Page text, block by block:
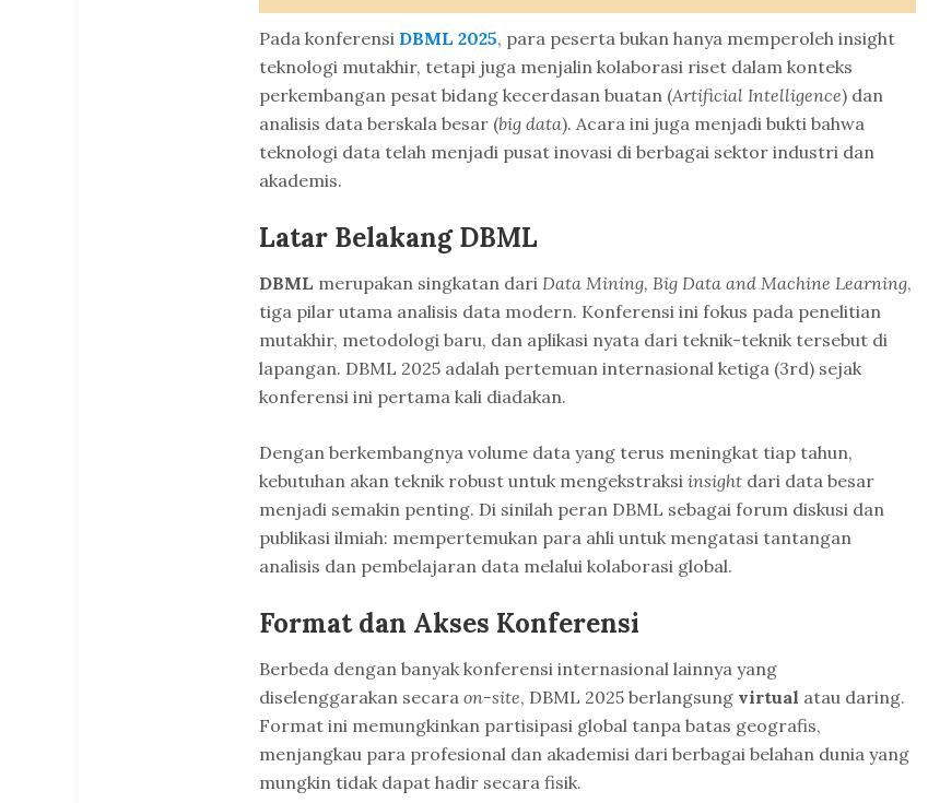
Pada konferensi DBML 2025, para peserta bukan hanya memperoleh insight
teknologi mutakhir, tetapi juga menjalin kolaborasi riset dalam konteks
perkembangan pesat bidang kecerdasan buatan (Artificial Intelligence) dan
analisis data berskala besar (big data). Acara ini juga menjadi bukti bahwa
teknologi data telah menjadi pusat inovasi di berbagai sektor industri dan
akademis.
Latar Belakang DBML
DBML merupakan singkatan dari Data Mining, Big Data and Machine Learning,
tiga pilar utama analisis data modern. Konferensi ini fokus pada penelitian
mutakhir, metodologi baru, dan aplikasi nyata dari teknik-teknik tersebut di
lapangan. DBML 2025 adalah pertemuan internasional ketiga (3rd) sejak
konferensi ini pertama kali diadakan.
Dengan berkembangnya volume data yang terus meningkat tiap tahun,
kebutuhan akan teknik robust untuk mengekstraksi insightdari data besar
menjadi semakin penting. Di sinilah peran DBML sebagai forum diskusi dan
publikasi ilmiah: mempertemukan para ahli untuk mengatasi tantangan
analisis dan pembelajaran data melalui kolaborasi global.
Format dan Akses Konferensi
Berbeda dengan banyak konferensi internasional lainnya yang
diselenggarakan secara on-site, DBML 2025 berlangsung virtual atau daring.
Format ini memungkinkan partisipasi global tanpa batas geografis,
menjangkau para profesional dan akademisi dari berbagai belahan dunia yang
mungkin tidak dapat hadir secara fisik.